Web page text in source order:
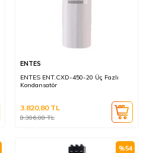
ENTES
ENTES ENT.CXD-450-20 Üç Fazlı
Kondansatör
8.306,08TL
3.820,80TL
%54